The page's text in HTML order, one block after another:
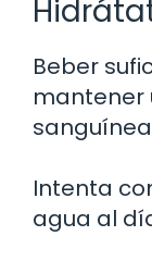
Beber
mantener
Intenta
agua al